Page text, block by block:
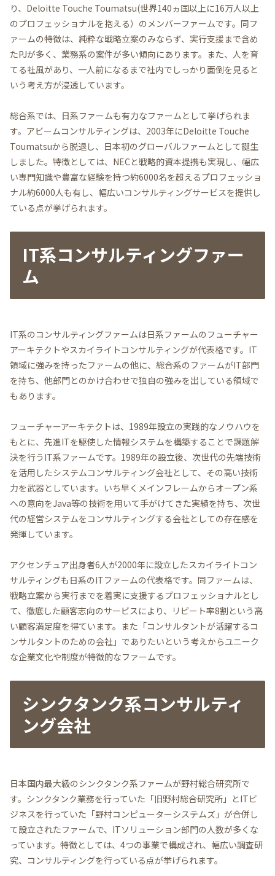
り、Deloitte Touche Toumatsu(世界140ヵ国以上に16万人以上
のプロフェッショナルを抱える）のメンバーファームです。同フ
ァームの特徴は、純粋な戦略立案のみならず、実行支援まで含め
たPJが多く、業務系の案件が多い傾向にあります。また、人を育
てる社風があり、一人前になるまで社内でしっかり面倒を見ると
いう考え方が浸透しています。
総合系では、日系ファームも有力なファームとして挙げられま
す。アビームコンサルティングは、2003年にDeloitte Touche
Toumatsuから脱退し、日本初のグローバルファームとして誕生
しました。特徴としては、NECと戦略的資本提携も実現し、幅広
い専門知識や豊富な経験を持つ約6000名を超えるプロフェッショ
ナル約6000人も有し、幅広いコンサルティングサービスを提供し
ている点が挙げられます。
IT系コンサルティングファー
ム
IT系のコンサルティングファームは日系ファームのフューチャー
アーキテクトやスカイライトコンサルティングが代表格です。IT
領域に強みを持ったファームの他に、総合系のファームがIT部門
を持ち、他部門とのかけ合わせで独自の強みを出している領域で
もあります。
フューチャーアーキテクトは、1989年設立の実践的なノウハウを
もとに、先進ITを駆使した情報システムを構築することで課題解
決を行うIT系ファームです。1989年の設立後、次世代の先端技術
を活用したシステムコンサルティング会社として、その高い技術
力を武器としています。いち早くメインフレームからオープン系
への意向をJava等の技術を用いて手がけてきた実績を持ち、次世
代の経営システムをコンサルティングする会社としての存在感を
発揮しています。
アクセンチュア出身者6人が2000年に設立したスカイライトコン
サルティングも日系のITファームの代表格です。同ファームは、
戦略立案から実行までを着実に支援するプロフェッショナルとし
て、徹底した顧客志向のサービスにより、リピート率8割という高
い顧客満足度を得ています。また「コンサルタントが活躍するコ
ンサルタントのための会社」でありたいという考えからユニーク
な企業文化や制度が特徴的なファームです。
シンクタンク系コンサルティ
ング会社
日本国内最大級のシンクタンク系ファームが野村総合研究所で
す。シンクタンク業務を行っていた「旧野村総合研究所」とITビ
ジネスを行っていた「野村コンピューターシステムズ」が合併し
て設立されたファームで、ITソリューション部門の人数が多くな
っています。特徴としては、4つの事業で構成され、幅広い調査研
究、コンサルティングを行っている点が挙げられます。